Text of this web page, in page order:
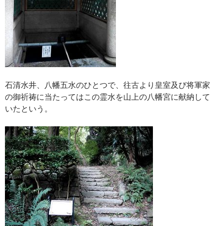
石清水井、八幡五水のひとつで、往古より皇室及び将軍家
の御祈祷に当たってはこの霊水を山上の八幡宮に献納して
いたという。